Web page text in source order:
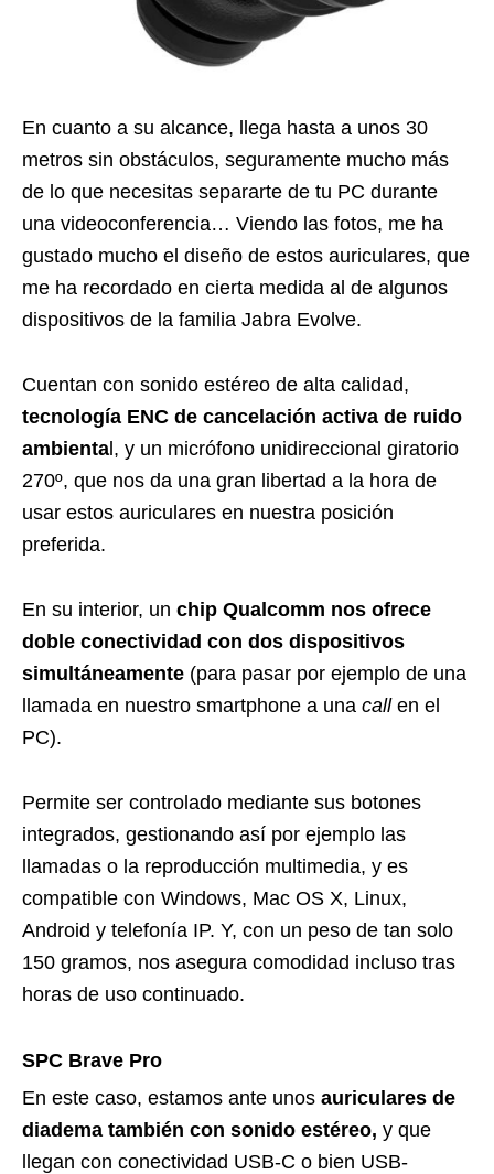
En cuanto a su alcance, llega hasta a unos 30
metros sin obstáculos, seguramente mucho más
de lo que necesitas separarte de tu PC durante
una videoconferencia… Viendo las fotos, me ha
gustado mucho el diseño de estos auriculares, que
me ha recordado en cierta medida al de algunos
dispositivos de la familia Jabra Evolve.
Cuentan con sonido estéreo de alta calidad,
tecnología ENC de cancelación activa de ruido
ambiental, y un micrófono unidireccional giratorio
270º, que nos da una gran libertad a la hora de
usar estos auriculares en nuestra posición
preferida.
En su interior, un chip Qualcomm nos ofrece
doble conectividad con dos dispositivos
simultáneamente (para pasar por ejemplo de una
llamada en nuestro smartphone a una callen el
PC).
Permite ser controlado mediante sus botones
integrados, gestionando así por ejemplo las
llamadas o la reproducción multimedia, y es
compatible con Windows, Mac OS X, Linux,
Android y telefonía IP. Y, con un peso de tan solo
150 gramos, nos asegura comodidad incluso tras
horas de uso continuado.
SPC Brave Pro
En este caso, estamos ante unos auriculares de
diadema también con sonido estéreo, y que
llegan con conectividad USB-C o bien USB-